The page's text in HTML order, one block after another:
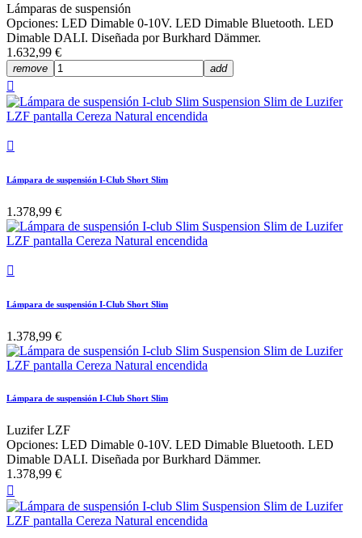
Lámparas de suspensión
Opciones: LED Dimable 0-10V. LED Dimable Bluetooth. LED
Dimable DALI. Diseñada por Burkhard Dämmer.
1.632,99 €
remove add


Lámpara de suspensión I-Club Short Slim
1.378,99 €

Lámpara de suspensión I-Club Short Slim
1.378,99 €
Lámpara de suspensión I-Club Short Slim
Luzifer LZF
Opciones: LED Dimable 0-10V. LED Dimable Bluetooth. LED
Dimable DALI. Diseñada por Burkhard Dämmer.
1.378,99 €
